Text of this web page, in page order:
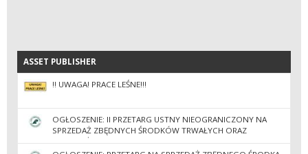
ASSET PUBLISHER
ASSET PUBLISHER
‼️ UWAGA! PRACE LEŚNE!‼️
OGŁOSZENIE: II PRZETARG USTNY NIEOGRANICZONY NA
SPRZEDAŻ ZBĘDNYCH ŚRODKÓW TRWAŁYCH ORAZ
WYPOSAŻENIA